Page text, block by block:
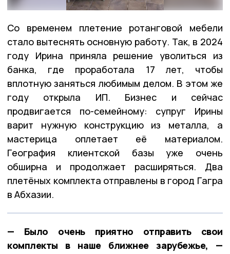
Со временем плетение ротанговой мебели
стало вытеснять основную работу. Так, в 2024
году Ирина приняла решение уволиться из
банка, где проработала 17 лет, чтобы
вплотную заняться любимым делом. В этом же
году открыла ИП. Бизнес и сейчас
продвигается по-семейному: супруг Ирины
варит нужную конструкцию из металла, а
мастерица оплетает её материалом.
География клиентской базы уже очень
обширна и продолжает расширяться. Два
плетёных комплекта отправлены в город Гагра
в Абхазии.
— Было очень приятно отправить свои
комплекты в наше ближнее зарубежье, —